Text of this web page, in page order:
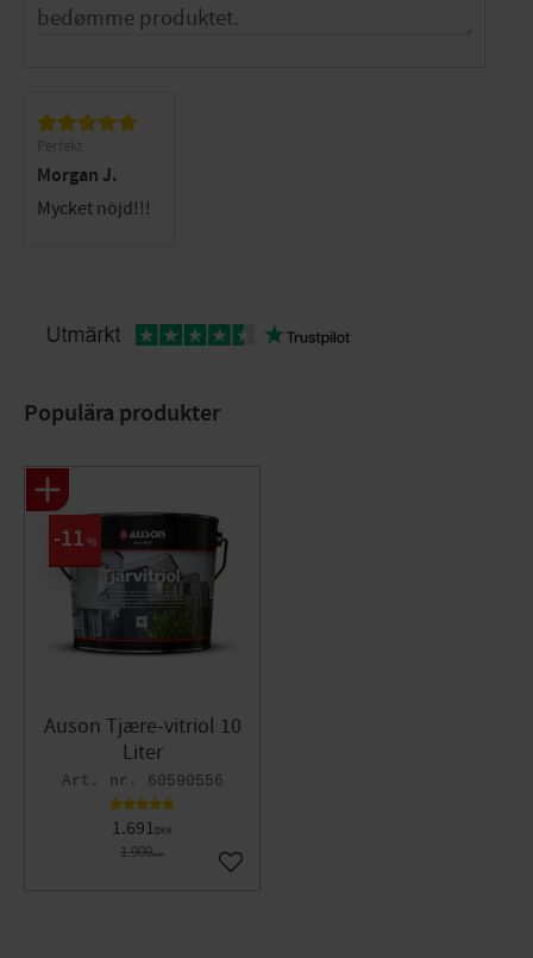
Perfekt
Morgan J.
Mycket nöjd!!!
Populära produkter
Auson Tjære-vitriol 10
Liter
60590556
1.691DKK
1.900DKK
11 %
Gem som favorit